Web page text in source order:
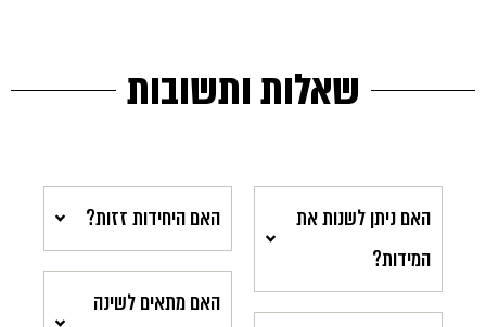
שאלות ותשובות
האם ניתן לשנות את
המידות?
האם היחידות זזות?
האם מתאים לשינה